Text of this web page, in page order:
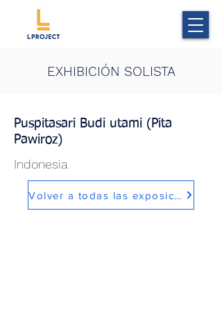
EXHIBICIÓN SOLISTA
Puspitasari Budi utami (Pita
Pawiroz)
Indonesia
Volver a todas las exposiciones